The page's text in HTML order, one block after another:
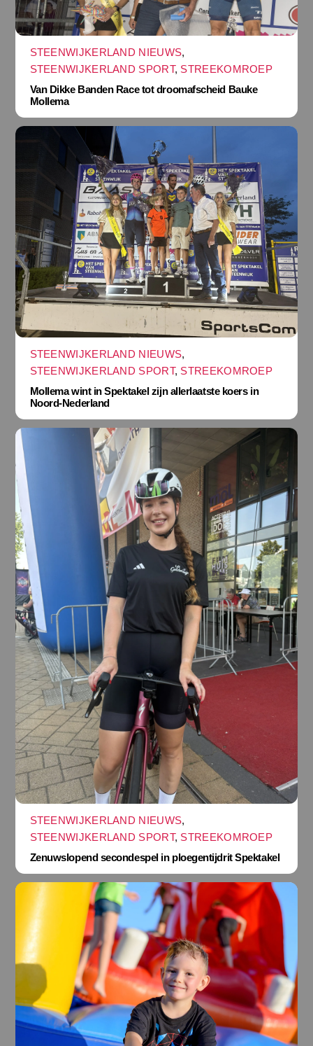
STEENWIJKERLAND NIEUWS,
STEENWIJKERLAND SPORT, STREEKOMROEP
Van Dikke Banden Race tot droomafscheid Bauke
Mollema
STEENWIJKERLAND NIEUWS,
STEENWIJKERLAND SPORT, STREEKOMROEP
Mollema wint in Spektakel zijn allerlaatste koers in
Noord-Nederland
STEENWIJKERLAND NIEUWS,
STEENWIJKERLAND SPORT, STREEKOMROEP
Zenuwslopend secondespel in ploegentijdrit Spektakel